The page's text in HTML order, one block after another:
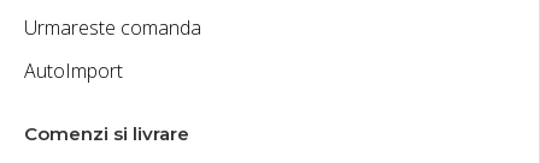
Urmareste comanda
AutoImport
Comenzi si livrare